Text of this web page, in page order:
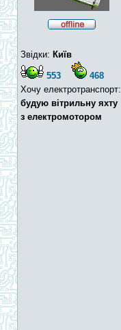
Звідки: Київ
553
468
Хочу електротранспорт:
будую вітрильну яхту
з електромотором